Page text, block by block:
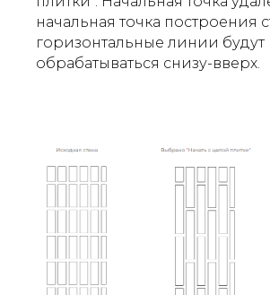
начальная точка построения
горизонтальные линии будут
обрабатываться снизу-вверх.